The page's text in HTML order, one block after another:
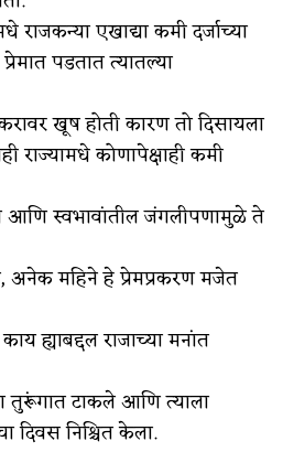
एखाद्या कमी दर्जाच्या
पडतात त्यातल्या
खूष होती कारण तो दिसायला
राज्यामधे कोणापेक्षाही कमी
आणि स्वभावांतील जंगलीपणामुळे ते
अनेक महिने हे प्रेमप्रकरण मजेत
ह्याबद्दल राजाच्या मनांत
तुरूंगात टाकले आणि त्याला
दिवस निश्चित केला.